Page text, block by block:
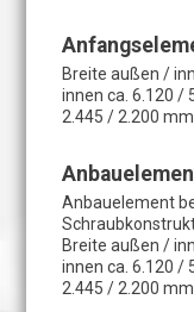
Breite außen /
innen ca. 6.120 /
2.445 / 2.200 mm
Anbauelement
Breite außen /
innen ca. 6.120 /
2.445 / 2.200 mm